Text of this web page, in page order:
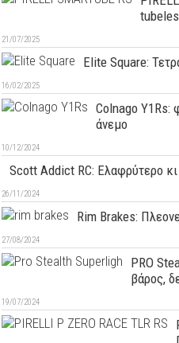
21/07/2025
Elite Square:
16/02/2025
Colnago Y1Rs:
άνεμο
10/12/2024
Scott Addict RC: Ελαφρύτερο
26/11/2024
Rim Brakes:
27/08/2024
PRO
βάρος,
19/07/2024